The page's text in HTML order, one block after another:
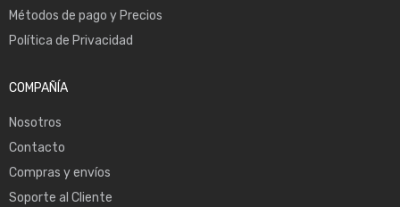
Métodos de pago y Precios
Política de Privacidad
COMPAÑÍA
Nosotros
Contacto
Compras y envíos
Soporte al Cliente